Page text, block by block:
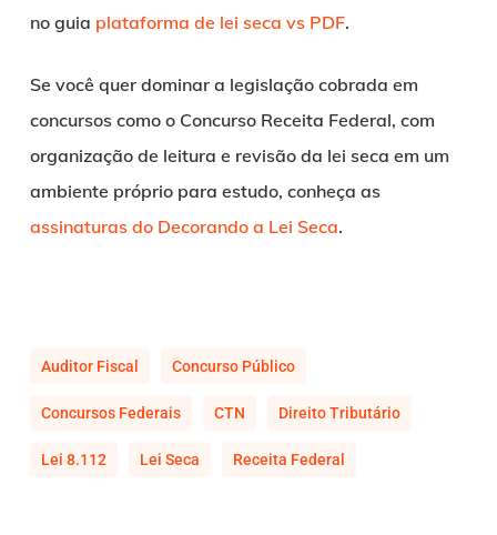
no guia plataforma de lei seca vs PDF.
Se você quer dominar a legislação cobrada em
concursos como o Concurso Receita Federal, com
organização de leitura e revisão da lei seca em um
ambiente próprio para estudo, conheça as
assinaturas do Decorando a Lei Seca.
Auditor Fiscal Concurso Público
Concursos Federais CTN Direito Tributário
Lei 8.112 Lei Seca Receita Federal